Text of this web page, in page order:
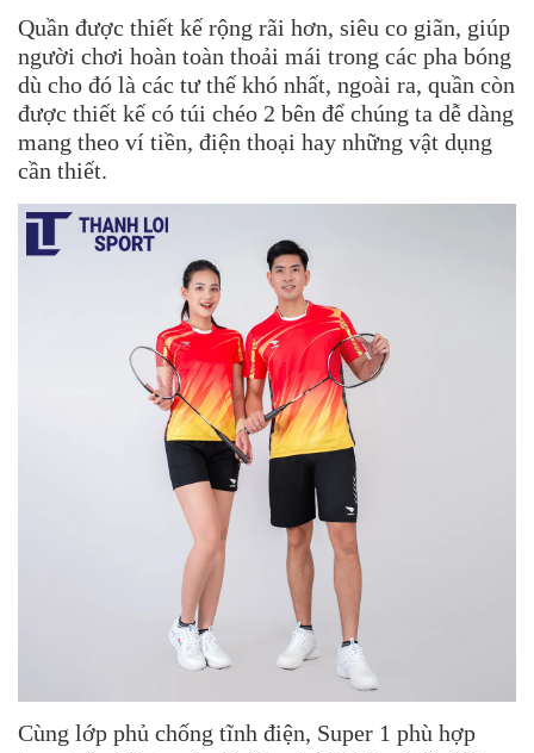
Quần được thiết kế rộng rãi hơn, siêu co giãn, giúp
người chơi hoàn toàn thoải mái trong các pha bóng
dù cho đó là các tư thế khó nhất, ngoài ra, quần còn
được thiết kế có túi chéo 2 bên để chúng ta dễ dàng
mang theo ví tiền, điện thoại hay những vật dụng
cần thiết.
Cùng lớp phủ chống tĩnh điện, Super 1 phù hợp